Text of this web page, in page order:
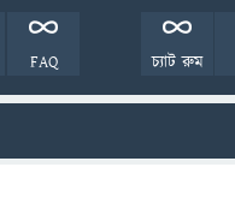
FAQ চ্যাট রুম